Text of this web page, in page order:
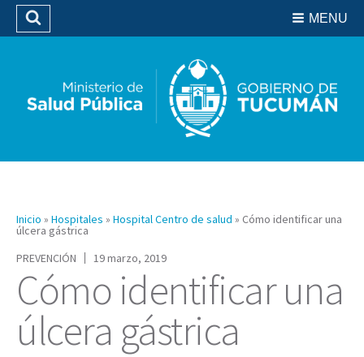
Biblioteca
MENU
Buscar
Inicio » Hospitales » Hospital Centro de salud » Cómo identificar una
úlcera gástrica
PREVENCIÓN
19 marzo, 2019
Cómo identificar una
úlcera gástrica